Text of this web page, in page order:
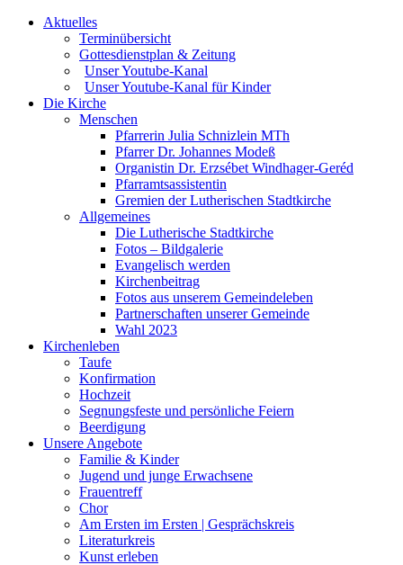
Aktuelles
Terminübersicht
Gottesdienstplan & Zeitung
Unser Youtube-Kanal
Unser Youtube-Kanal für Kinder
Die Kirche
Menschen
Pfarrerin Julia Schnizlein MTh
Pfarrer Dr. Johannes Modeß
Organistin Dr. Erzsébet Windhager-Geréd
Pfarramtsassistentin
Gremien der Lutherischen Stadtkirche
Allgemeines
Die Lutherische Stadtkirche
Fotos – Bildgalerie
Evangelisch werden
Kirchenbeitrag
Fotos aus unserem Gemeindeleben
Partnerschaften unserer Gemeinde
Wahl 2023
Kirchenleben
Taufe
Konfirmation
Hochzeit
Segnungsfeste und persönliche Feiern
Beerdigung
Unsere Angebote
Familie & Kinder
Jugend und junge Erwachsene
Frauentreff
Chor
Am Ersten im Ersten | Gesprächskreis
Literaturkreis
Kunst erleben